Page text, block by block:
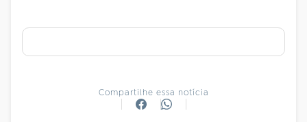
Compartilhe essa notícia